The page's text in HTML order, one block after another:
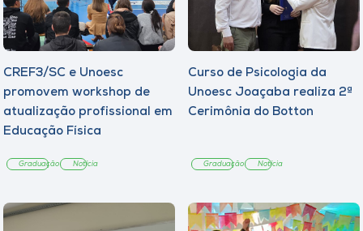
CREF3/SC e Unoesc
promovem workshop de
atualização profissional em
Educação Física
Graduação Notícia
Curso de Psicologia da
Unoesc Joaçaba realiza 2ª
Cerimônia do Botton
Graduação Notícia